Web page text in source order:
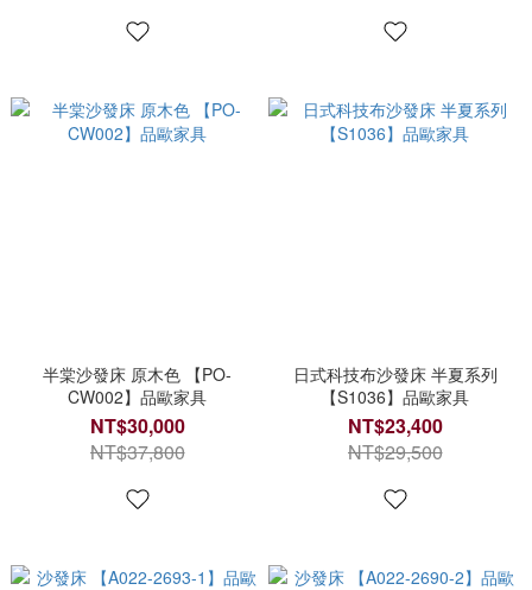
半棠沙發床 原木色 【PO-
CW002】品歐家具
NT$30,000
NT$37,800
日式科技布沙發床 半夏系列
【S1036】品歐家具
NT$23,400
NT$29,500